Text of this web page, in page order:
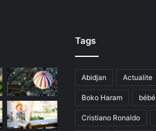
Tags
Abidjan Actualite
Boko Haram bébé
Cristiano Ronaldo